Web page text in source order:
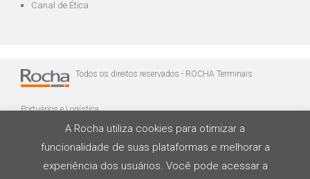
Canal de Ética
Todos os direitos reservados - ROCHA Terminais
Portuários e Logística
A Rocha utiliza cookies para otimizar a
funcionalidade de suas plataformas e melhorar a
experiência dos usuários. Você pode acessar a